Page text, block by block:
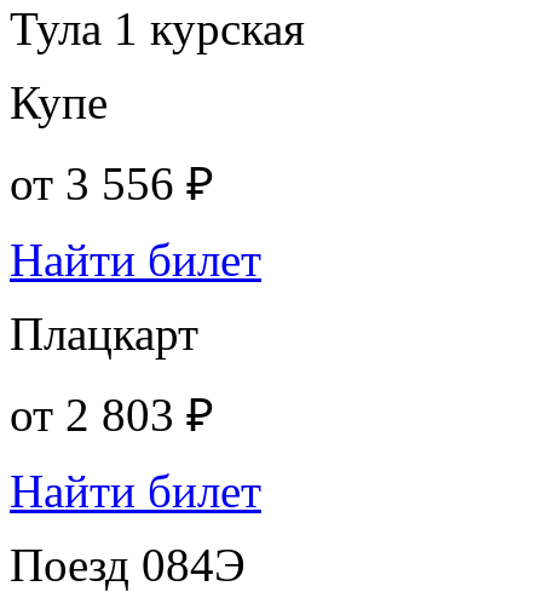
Тула 1 курская
Купе
от 3 556 ₽
Найти билет
Плацкарт
от 2 803 ₽
Найти билет
Поезд 084Э